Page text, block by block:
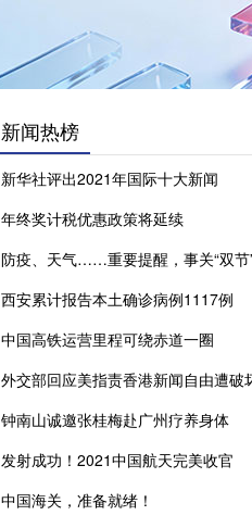
新闻热榜
新华社评出2021年国际十大新闻
年终奖计税优惠政策将延续
防疫、天气……重要提醒，事关“双节
西安累计报告本土确诊病例1117例
中国高铁运营里程可绕赤道一圈
外交部回应美指责香港新闻自由遭破
钟南山诚邀张桂梅赴广州疗养身体
发射成功！2021中国航天完美收官
中国海关，准备就绪！